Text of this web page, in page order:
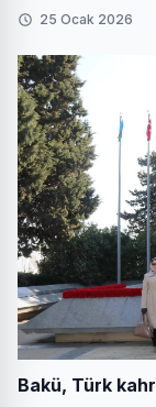
25 Ocak 2026
Bakü, Türk